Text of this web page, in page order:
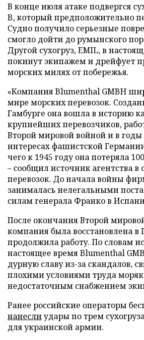
В конце июля атаке подвергся
B, который предположительно
Судно получило серьезные
смогло дойти до румынского
Другой сухогруз, EMIL, в
покинут экипажем и дрейфует
морских милях от побережья.
«Компания Blumenthal GMBH
мире морских перевозок.
Гамбурге она вошла в историю
крупнейших перевозчиков,
Второй мировой войной и в
интересах фашистской
чего к 1945 году она потеряла
– сообщил источник агентства в
перевозок. До начала войны
занималась нелегальными
силам генерала Франко в
После окончания Второй
компания была восстановлена в
продолжила работу. По словам
настоящее время Blumenthal
дурную славу из-за скандалов,
плохими условиями труда
недостаточным снабжением
Ранее российские операторы
нанеслиудары по трем
для украинской армии.